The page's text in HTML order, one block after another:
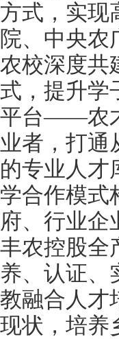
方式，实现
院、中央农
农校深度共
式，提升学
平台——农
业者，打通
的专业人才
学合作模式
府、行业企
丰农控股全
养、认证、
教融合人才
现状，培养